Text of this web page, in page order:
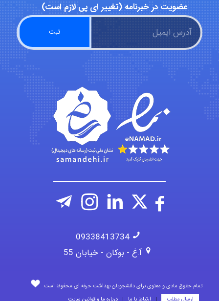
Sara
ZAK
fahimeh sheibani
عضویت در خبرنامه (تغییر ای پی لازم است)
09338413734
آ.غ - بوکان - خیابان 55
تمام حقوق مادی و معنوی برای دانشجویان بهداشت حرفه ای محفوظ است
ارسال مطلب
ارتباط با ما درباره ما و قوانین سایت